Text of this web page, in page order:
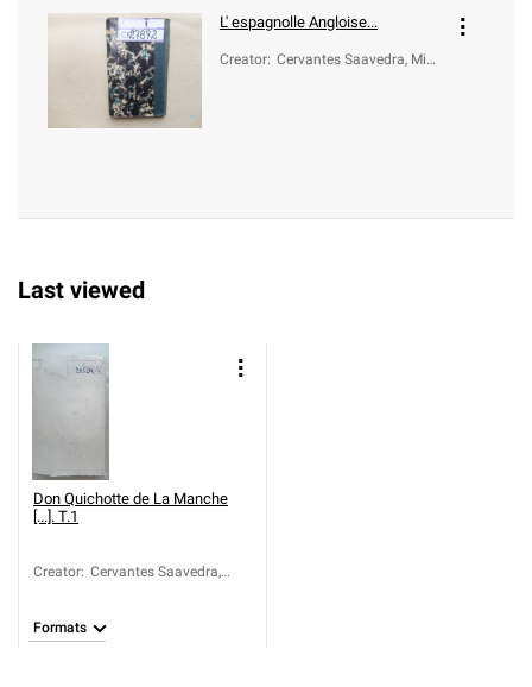
L' espagnolle Angloise...
Creator: Cervantes Saavedra, Migu
Last viewed
Don Quichotte de La Manche
[...]. T.1
Creator: Cervantes Saavedra,
Formats